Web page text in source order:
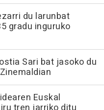
du larunbat
gradu inguruko
Sari bat jasoko du
Euskal